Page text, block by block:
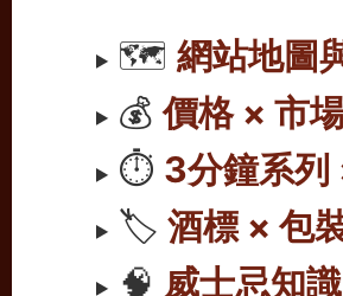
🗺️網站地圖
💰價格 × 市
⏱️ 3分鐘系列
🏷️酒標 × 包
🧠 威士忌知